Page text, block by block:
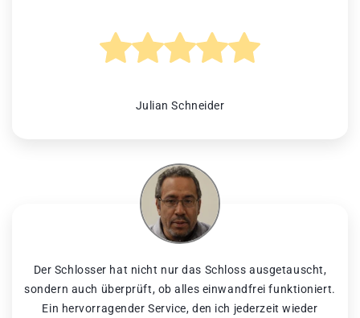
Julian Schneider
Der Schlosser hat nicht nur das Schloss ausgetauscht,
sondern auch überprüft, ob alles einwandfrei funktioniert.
Ein hervorragender Service, den ich jederzeit wieder